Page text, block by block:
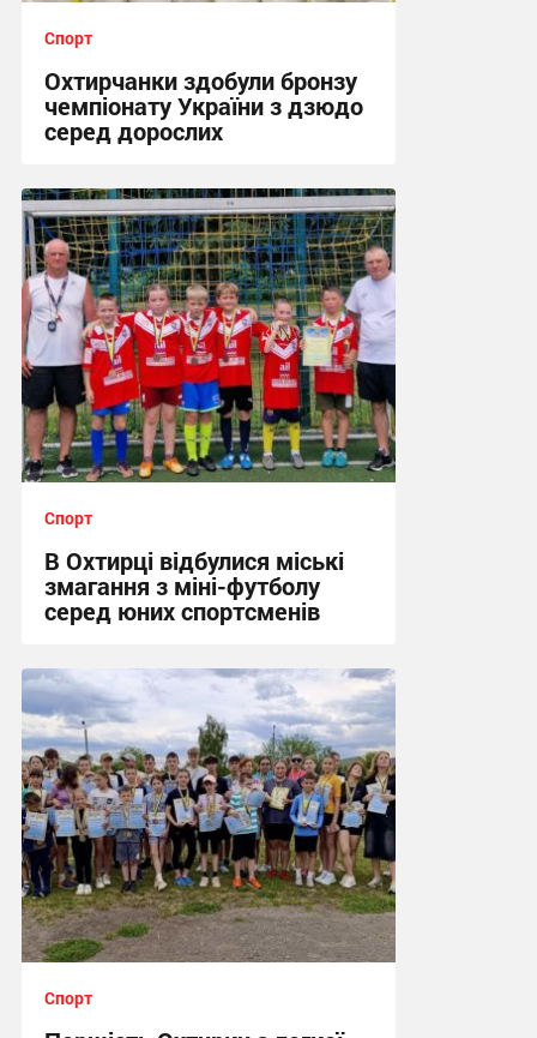
Спорт
Охтирчанки здобули бронзу
чемпіонату України з дзюдо
серед дорослих
12:25, 24.07.2026
Спорт
В Охтирці відбулися міські
змагання з міні-футболу
серед юних спортсменів
12:09, 15.06.2026
Спорт